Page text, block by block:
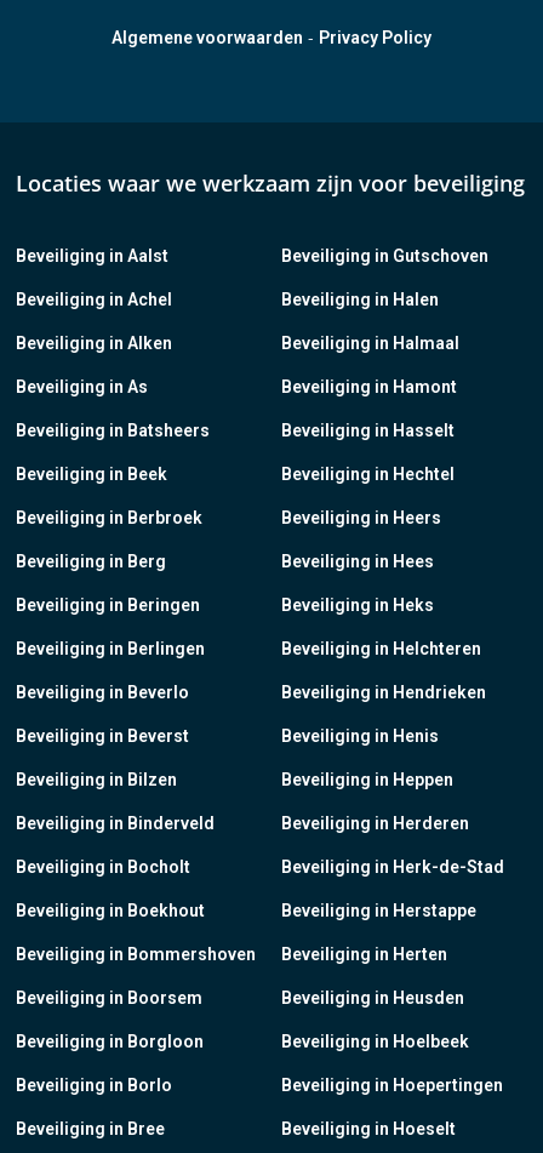
Algemene voorwaarden - Privacy Policy
Locaties waar we werkzaam zijn voor beveiliging
Beveiliging in Aalst
Beveiliging in Achel
Beveiliging in Alken
Beveiliging in As
Beveiliging in Batsheers
Beveiliging in Beek
Beveiliging in Berbroek
Beveiliging in Berg
Beveiliging in Beringen
Beveiliging in Berlingen
Beveiliging in Beverlo
Beveiliging in Beverst
Beveiliging in Bilzen
Beveiliging in Binderveld
Beveiliging in Bocholt
Beveiliging in Boekhout
Beveiliging in Bommershoven
Beveiliging in Boorsem
Beveiliging in Borgloon
Beveiliging in Borlo
Beveiliging in Bree
Beveiliging in Gutschoven
Beveiliging in Halen
Beveiliging in Halmaal
Beveiliging in Hamont
Beveiliging in Hasselt
Beveiliging in Hechtel
Beveiliging in Heers
Beveiliging in Hees
Beveiliging in Heks
Beveiliging in Helchteren
Beveiliging in Hendrieken
Beveiliging in Henis
Beveiliging in Heppen
Beveiliging in Herderen
Beveiliging in Herk-de-Stad
Beveiliging in Herstappe
Beveiliging in Herten
Beveiliging in Heusden
Beveiliging in Hoelbeek
Beveiliging in Hoepertingen
Beveiliging in Hoeselt